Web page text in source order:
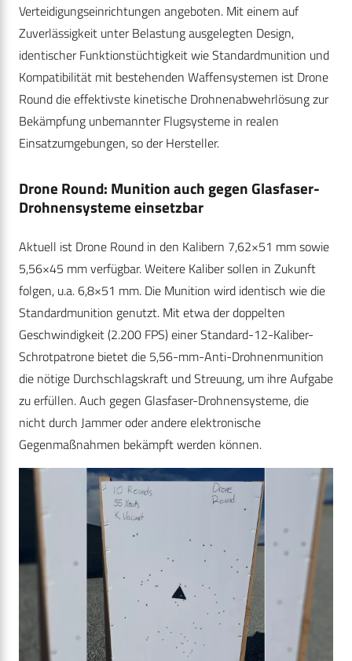
Verteidigungseinrichtungen angeboten. Mit einem auf
Zuverlässigkeit unter Belastung ausgelegten Design,
identischer Funktionstüchtigkeit wie Standardmunition und
Kompatibilität mit bestehenden Waffensystemen ist Drone
Round die effektivste kinetische Drohnenabwehrlösung zur
Bekämpfung unbemannter Flugsysteme in realen
Einsatzumgebungen, so der Hersteller.
Drone Round: Munition auch gegen Glasfaser-
Drohnensysteme einsetzbar
Aktuell ist Drone Round in den Kalibern 7,62×51 mm sowie
5,56×45 mm verfügbar. Weitere Kaliber sollen in Zukunft
folgen, u.a. 6,8×51 mm. Die Munition wird identisch wie die
Standardmunition genutzt. Mit etwa der doppelten
Geschwindigkeit (2.200 FPS) einer Standard-12-Kaliber-
Schrotpatrone bietet die 5,56-mm-Anti-Drohnenmunition
die nötige Durchschlagskraft und Streuung, um ihre Aufgabe
zu erfüllen. Auch gegen Glasfaser-Drohnensysteme, die
nicht durch Jammer oder andere elektronische
Gegenmaßnahmen bekämpft werden können.